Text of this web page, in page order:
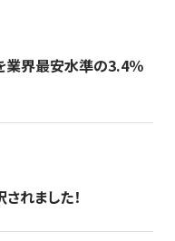
業界最安水準の3.4％
れました！